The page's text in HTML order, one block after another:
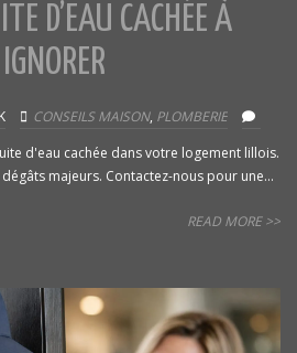
D’EAU CACHÉE À
CONSEILS MAISON, PLOMBERIE
d'eau cachée dans votre logement lillois.
majeurs. Contactez-nous pour une...
READ MORE >>